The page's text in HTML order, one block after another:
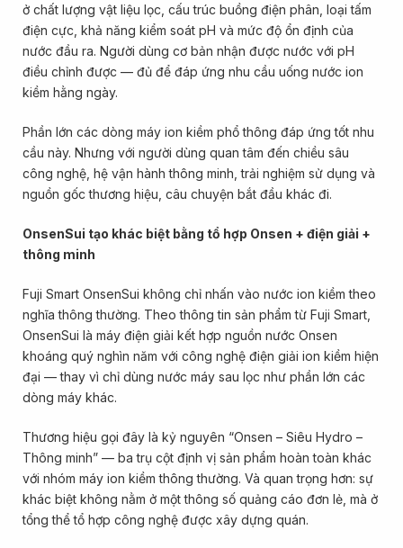
ở chất lượng vật liệu lọc, cấu trúc buồng điện phân, loại tấm
điện cực, khả năng kiểm soát pH và mức độ ổn định của
nước đầu ra. Người dùng cơ bản nhận được nước với pH
điều chỉnh được — đủ để đáp ứng nhu cầu uống nước ion
kiềm hằng ngày.
Phần lớn các dòng máy ion kiềm phổ thông đáp ứng tốt nhu
cầu này. Nhưng với người dùng quan tâm đến chiều sâu
công nghệ, hệ vận hành thông minh, trải nghiệm sử dụng và
nguồn gốc thương hiệu, câu chuyện bắt đầu khác đi.
OnsenSui tạo khác biệt bằng tổ hợp Onsen + điện giải +
thông minh
Fuji Smart OnsenSui không chỉ nhấn vào nước ion kiềm theo
nghĩa thông thường. Theo thông tin sản phẩm từ Fuji Smart,
OnsenSui là máy điện giải kết hợp nguồn nước Onsen
khoáng quý nghìn năm với công nghệ điện giải ion kiềm hiện
đại — thay vì chỉ dùng nước máy sau lọc như phần lớn các
dòng máy khác.
Thương hiệu gọi đây là kỷ nguyên “Onsen – Siêu Hydro –
Thông minh” — ba trụ cột định vị sản phẩm hoàn toàn khác
với nhóm máy ion kiềm thông thường. Và quan trọng hơn: sự
khác biệt không nằm ở một thông số quảng cáo đơn lẻ, mà ở
tổng thể tổ hợp công nghệ được xây dựng quán.